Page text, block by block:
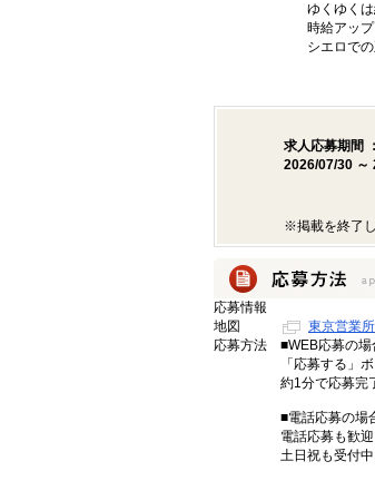
ゆくゆく
時給アッ
シエロで
求人応募期間 ：
2026/07/30 ～
※掲載を終了
応募情報
地図
東京営業所
応募方法
■WEB応募の場
「応募する」
約1分で応募完
■電話応募の場
電話応募も歓
土日祝も受付中